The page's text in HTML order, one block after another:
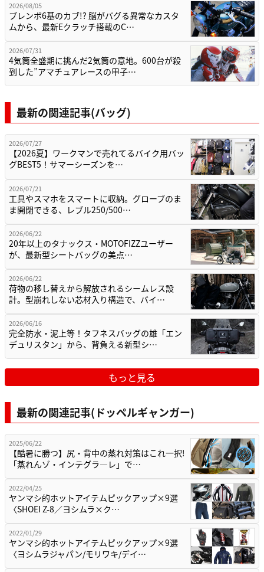
2026/08/05
ブレンボ6基のカブ!? 脳がバグる異常なカスタ
ムから、最新Eクラッチ搭載のC…
2026/07/31
4気筒全盛期に挑んだ2気筒の意地。600台が殺
到した”アマチュアレースの甲子…
最新の関連記事(バッグ)
2026/07/27
【2026夏】ワークマンで売れてるバイク用バッ
グBEST5！サマーシーズンを…
2026/07/21
工具やスマホをスマートに収納。グローブのま
ま開閉できる、レブル250/500…
2026/06/22
20年以上のタナックス・MOTOFIZZユーザー
が、最新型シートバッグの美点…
2026/06/22
荷物の移し替えから解放されるシームレス設
計。型崩れしない芯材入り構造で、バイ…
2026/06/16
完全防水・泥上等！タフネスバッグの雄「エン
デュリスタン」から、背負える新型シ…
もっと見る
最新の関連記事(ドッペルギャンガー)
2025/06/22
【酷暑に勝つ】尻・背中の蒸れ対策はこれ一択!
「蒸れんゾ・インテグラ―レ」で…
2022/04/25
ヤンマシ的ホットアイテムピックアップ×9選
〈SHOEI Z-8／ヨシムラ×ク…
2022/01/29
ヤンマシ的ホットアイテムピックアップ×9選
〈ヨシムラジャパン/モリワキ/デイ…